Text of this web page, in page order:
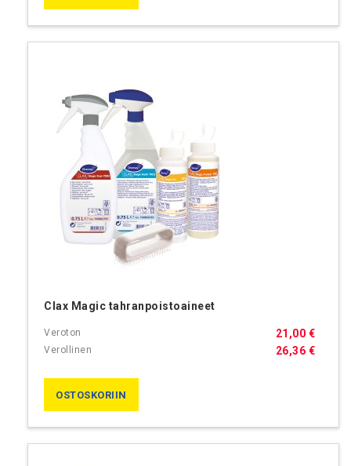
Clax Magic tahranpoistoaineet
26,36 €
21,00 €
OSTOSKORIIN